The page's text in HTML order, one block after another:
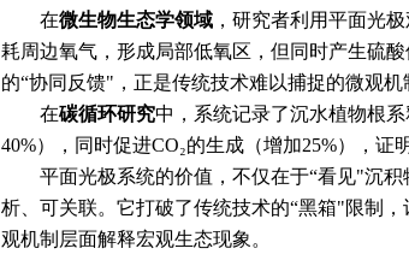
在微生物生态学领域 ，研究者利用平面光
耗周边氧气，形成局部低氧区，但同时产生硫
的“协同反馈"，正是传统技术难以捕捉的微观机
在碳循环研究中，系统记录了沉水植物根
40%），同时促进CO₂的生成（增加25%），证
平面光极系统的价值，不仅在于“看见"沉
析、可关联。它打破了传统技术的“黑箱"限制
观机制层面解释宏观生态现象。